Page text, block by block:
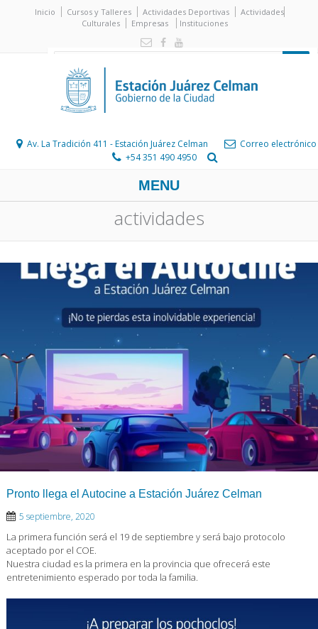
Inicio Cursos y Talleres Actividades Deportivas
Actividades
Culturales
Empresas Instituciones
Av. La Tradición 411 - Estación Juárez Celman
Correo electrónico
+54 351 490 4950
MENU
actividades
Pronto llega el Autocine a Estación Juárez Celman
5 septiembre, 2020
La primera función será el 19 de septiembre y será bajo protocolo
aceptado por el COE.
Nuestra ciudad es la primera en la provincia que ofrecerá este
entretenimiento esperado por toda la familia.